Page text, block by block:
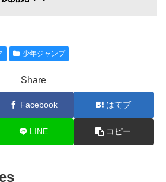
少年ジャンプ
Share
Facebook はてブ
LINE コピー